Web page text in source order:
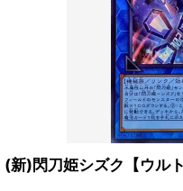
(新)閃刀姫シズク【ウル